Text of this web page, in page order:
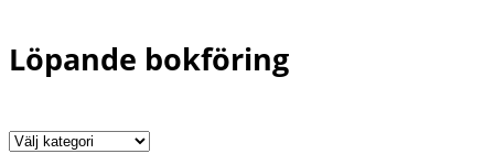
Löpande bokföring
Löpande